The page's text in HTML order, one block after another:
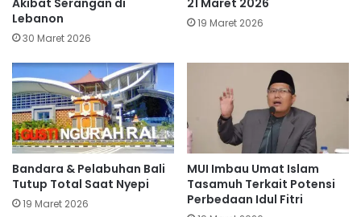
Akibat Serangan di
Lebanon
30 Maret 2026
21 Maret 2026
19 Maret 2026
Bandara & Pelabuhan Bali
Tutup Total Saat Nyepi
19 Maret 2026
MUI Imbau Umat Islam
Tasamuh Terkait Potensi
Perbedaan Idul Fitri